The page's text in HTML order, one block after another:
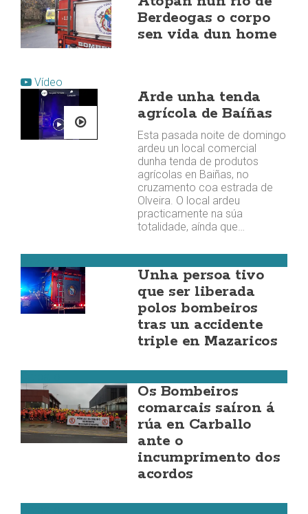
Berdeogas o corpo
sen vida dun home
Vídeo
Arde unha tenda
agrícola de Baíñas
Esta pasada noite de domingo
ardeu un local comercial
dunha tenda de produtos
agrícolas en Baiñas, no
cruzamento coa estrada de
Olveira. O local ardeu
practicamente na súa
totalidade, aínda que…
Unha persoa tivo
que ser liberada
polos bombeiros
tras un accidente
triple en Mazaricos
Os Bombeiros
comarcais saíron á
rúa en Carballo
ante o
incumprimento dos
acordos